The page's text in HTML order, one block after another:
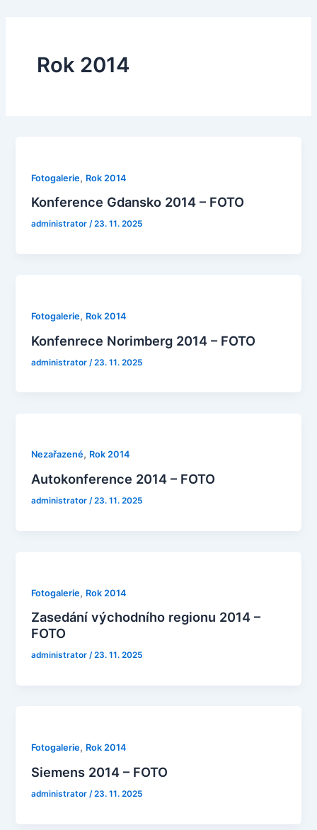
Rok 2014
Fotogalerie, Rok 2014
Konference Gdansko 2014 – FOTO
administrator/23. 11. 2025
Fotogalerie, Rok 2014
Konfenrece Norimberg 2014 – FOTO
administrator /23. 11. 2025
Nezařazené, Rok 2014
Autokonference 2014 – FOTO
administrator/23. 11. 2025
Fotogalerie, Rok 2014
Zasedání východního regionu 2014 –
FOTO
administrator/23. 11. 2025
Fotogalerie, Rok 2014
Siemens 2014 – FOTO
administrator /23. 11. 2025